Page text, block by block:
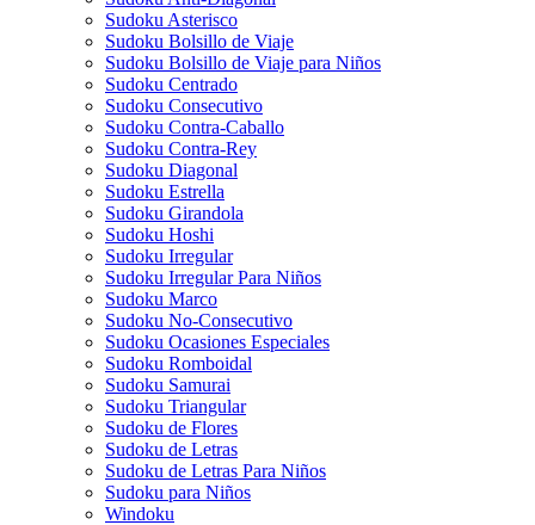
Sudoku Asterisco
Sudoku Bolsillo de Viaje
Sudoku Bolsillo de Viaje para Niños
Sudoku Centrado
Sudoku Consecutivo
Sudoku Contra-Caballo
Sudoku Contra-Rey
Sudoku Diagonal
Sudoku Estrella
Sudoku Girandola
Sudoku Hoshi
Sudoku Irregular
Sudoku Irregular Para Niños
Sudoku Marco
Sudoku No-Consecutivo
Sudoku Ocasiones Especiales
Sudoku Romboidal
Sudoku Samurai
Sudoku Triangular
Sudoku de Flores
Sudoku de Letras
Sudoku de Letras Para Niños
Sudoku para Niños
Windoku